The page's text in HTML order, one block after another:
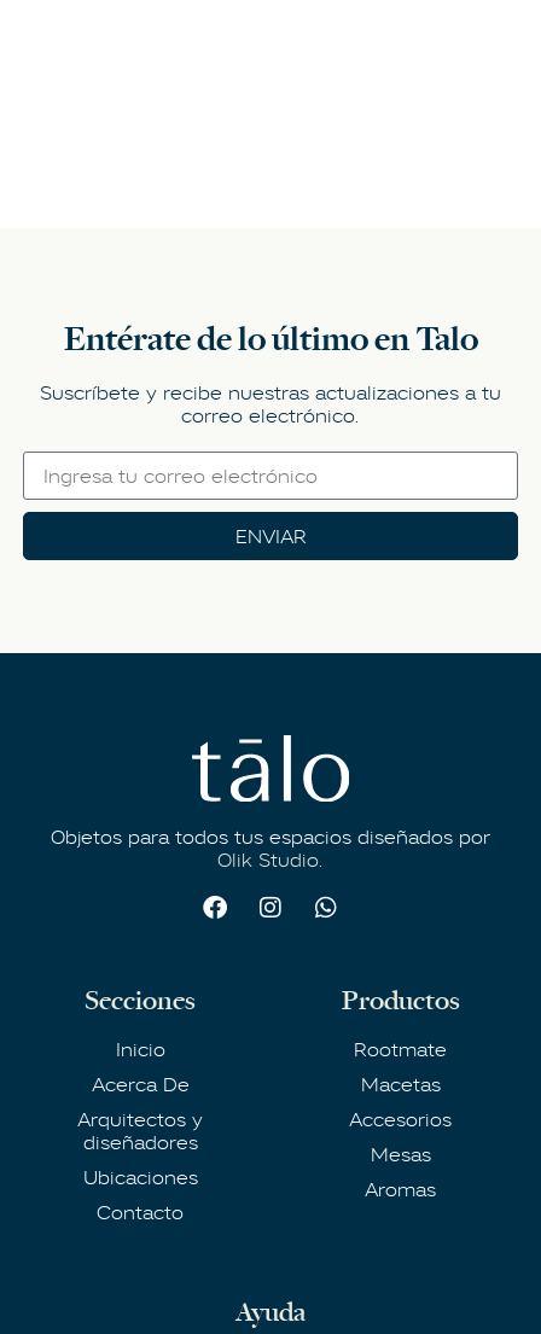
Entérate de lo último en Talo
Suscríbete y recibe nuestras actualizaciones a tu
correo electrónico.
ENVIAR
Objetos para todos tus espacios diseñados por
Olik Studio.
Secciones
Inicio
Acerca De
Arquitectos y
diseñadores
Ubicaciones
Contacto
Productos
Rootmate
Macetas
Accesorios
Mesas
Aromas
Ayuda